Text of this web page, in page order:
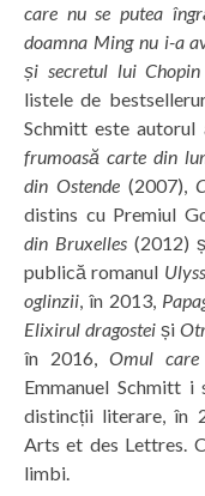
care nu se putea
doamna Ming nu i-a
și secretul lui
listele de
Schmitt este
frumoasă carte din
din Ostende (2007),
distins cu Premiul
din Bruxelles (2012)
publică romanul
oglinzii, în 2013,
Elixirul dragostei și
în 2016,Omul
Emmanuel Schmitt
distincții literare, în
Arts et des Lettres.
limbi.